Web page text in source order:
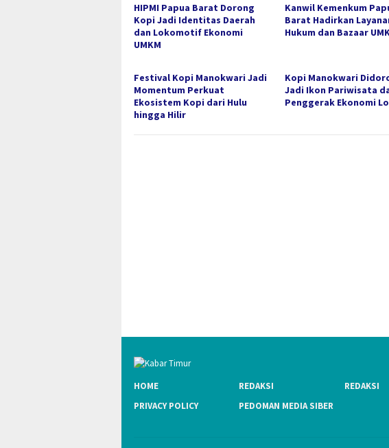
HIPMI Papua Barat Dorong
Kopi Jadi Identitas Daerah
dan Lokomotif Ekonomi
UMKM
Kanwil Kemenkum
Barat Hadirkan
Hukum dan Bazaar
Festival Kopi Manokwari Jadi
Momentum Perkuat
Ekosistem Kopi dari Hulu
hingga Hilir
Kopi Manokwari
Jadi Ikon Pariwisata
Penggerak Ekonomi
HOME REDAKSI
REDAKSI
PRIVACY POLICY
PEDOMAN MEDIA SIBER